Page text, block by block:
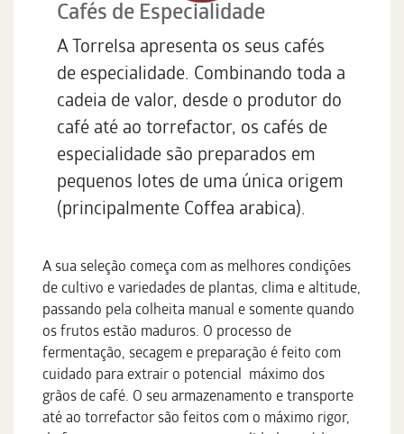
Cafés de Especialidade
A Torrelsa apresenta os seus cafés
de especialidade. Combinando toda a
cadeia de valor, desde o produtor do
café até ao torrefactor, os cafés de
especialidade são preparados em
pequenos lotes de uma única origem
(principalmente Coffea arabica).
A sua seleção começa com as melhores condições
de cultivo e variedades de plantas, clima e altitude,
passando pela colheita manual e somente quando
os frutos estão maduros. O processo de
fermentação, secagem e preparação é feito com
cuidado para extrair o potencial máximo dos
grãos de café. O seu armazenamento e transporte
até ao torrefactor são feitos com o máximo rigor,